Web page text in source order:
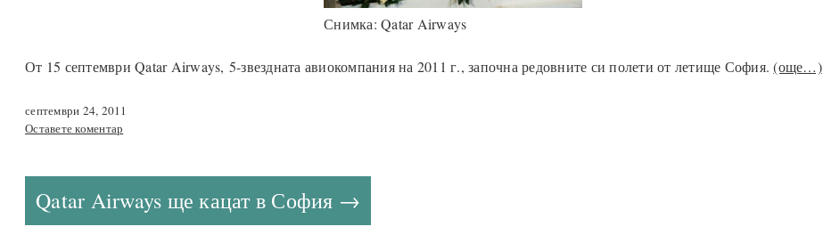
Снимка: Qatar Airways
От 15 септември Qatar Airways, 5-звездната авиокомпания на 2011 г., започна редовните си полети от летище София.(още…)
септември 24, 2011
Оставете коментар
Qatar Airways ще кацат в София